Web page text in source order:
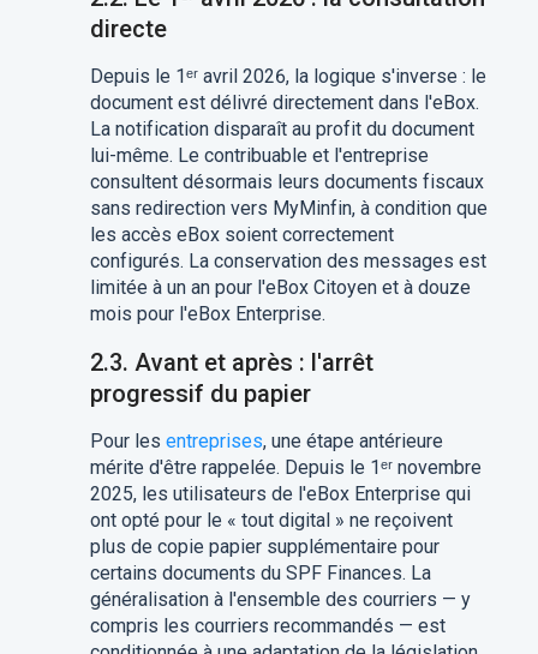
directe
Depuis le 1ᵉʳ avril 2026, la logique s'inverse : le
document est délivré directement dans l'eBox.
La notification disparaît au profit du document
lui-même. Le contribuable et l'entreprise
consultent désormais leurs documents fiscaux
sans redirection vers MyMinfin, à condition que
les accès eBox soient correctement
configurés. La conservation des messages est
limitée à un an pour l'eBox Citoyen et à douze
mois pour l'eBox Enterprise.
2.3. Avant et après : l'arrêt
progressif du papier
Pour les entreprises, une étape antérieure
mérite d'être rappelée. Depuis le 1ᵉʳ novembre
2025, les utilisateurs de l'eBox Enterprise qui
ont opté pour le « tout digital » ne reçoivent
plus de copie papier supplémentaire pour
certains documents du SPF Finances. La
généralisation à l'ensemble des courriers — y
compris les courriers recommandés — est